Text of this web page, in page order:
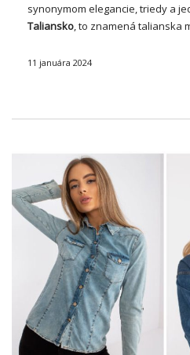
synonymom elegancie, triedy a
Taliansko, to znamená talianska
vášni, dizajne a jedinečnom
11 januára 2024